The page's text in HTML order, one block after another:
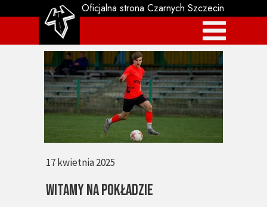
WITAMY NA POKŁADZIE
17 kwietnia 2025
Oficjalna strona Czarnych Szczecin